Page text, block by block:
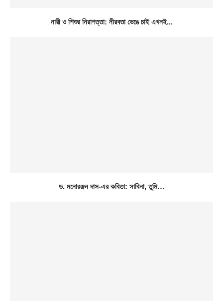
নারী ও শিশুর নিরাপত্তা: নীরবতা ভেঙে চাই এখনই...
ড. মনোরঞ্জন দাস-এর কবিতা: সাবিনা, তুমি…